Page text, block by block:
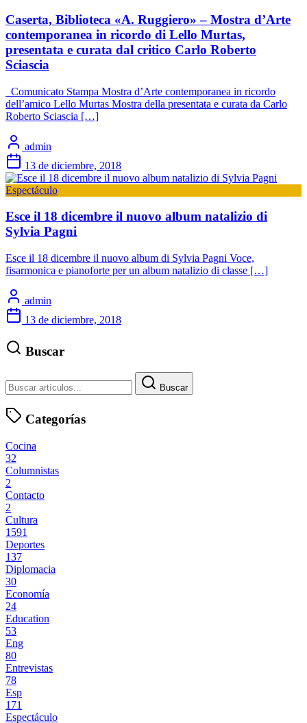
Caserta, Biblioteca «A. Ruggiero» – Mostra d’Arte
contemporanea in ricordo di Lello Murtas,
presentata e curata dal critico Carlo Roberto
Sciascia
Comunicato Stampa Mostra d’Arte contemporanea in ricordo
dell’amico Lello Murtas Mostra della presentata e curata da Carlo
Roberto Sciascia […]
admin
13 de diciembre, 2018
Espectáculo
Esce il 18 dicembre il nuovo album natalizio di
Sylvia Pagni
Esce il 18 dicembre il nuovo album di Sylvia Pagni Voce,
fisarmonica e pianoforte per un album natalizio di classe […]
admin
13 de diciembre, 2018
Buscar
Buscar
Categorías
Cocina
32
Columnistas
2
Contacto
2
Cultura
1591
Deportes
137
Diplomacia
30
Economía
24
Education
53
Eng
80
Entrevistas
78
Esp
171
Espectáculo